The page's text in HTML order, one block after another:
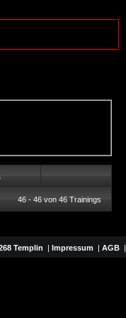
46 - 46 von 46 Trainings
Templin | Impressum | AGB |